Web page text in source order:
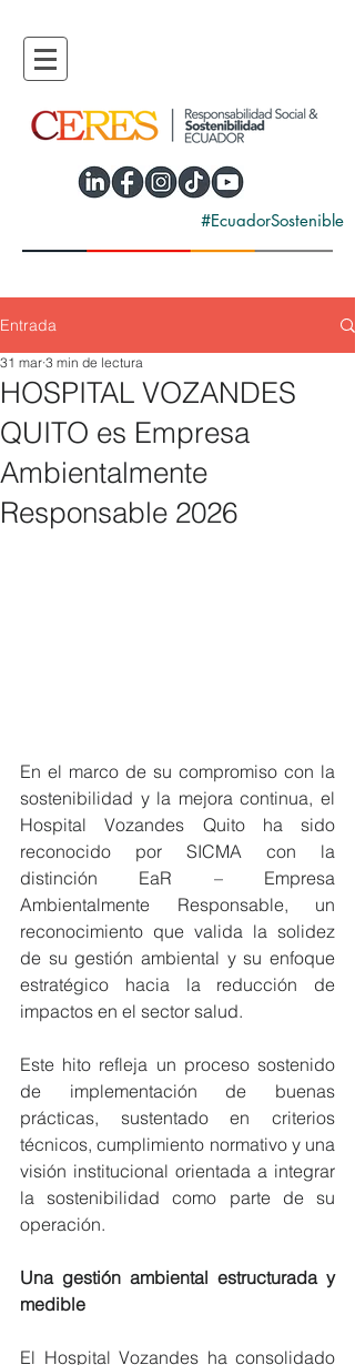
#EcuadorSostenible
Entrada
HOSPITAL VOZANDES
QUITO es Empresa
Ambientalmente
Responsable 2026
31 mar 3 min de lectura
En el marco de su compromiso con la
sostenibilidad y la mejora continua, el
Hospital Vozandes Quito ha sido
reconocido por SICMA con la
distinción EaR – Empresa
Ambientalmente Responsable, un
reconocimiento que valida la solidez
de su gestión ambiental y su enfoque
estratégico hacia la reducción de
impactos en el sector salud.
Este hito refleja un proceso sostenido
de implementación de buenas
prácticas, sustentado en criterios
técnicos, cumplimiento normativo y una
visión institucional orientada a integrar
la sostenibilidad como parte de su
operación.
Una gestión ambiental estructurada y
medible
El Hospital Vozandes ha consolidado